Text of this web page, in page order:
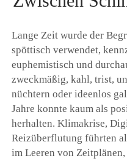
Lange Zeit wurde der
spöttisch verwendet,
euphemistisch und
zweckmäßig, kahl, trist,
nüchtern oder ideenlos
Jahre konnte kaum als
herhalten. Klimakrise,
Reizüberflutung führten
im Leeren von